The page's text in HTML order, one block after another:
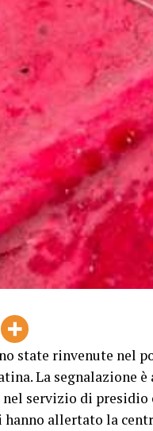
state rinvenute nel
La segnalazione
servizio di presidio
allertato la